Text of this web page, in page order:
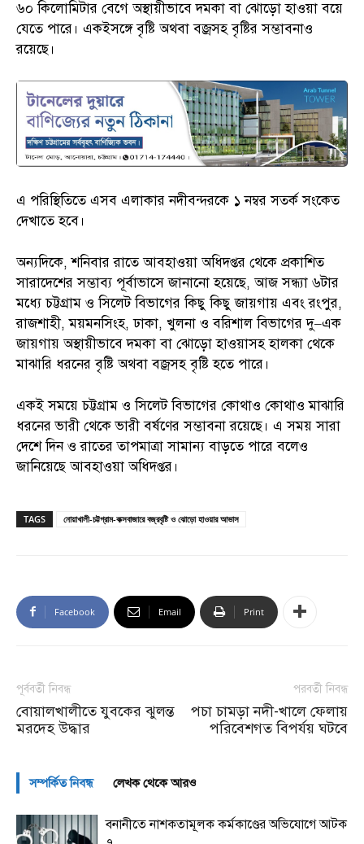
৬০ কিলোমিটার বেগে অস্থায়ীভাবে দমকা বা ঝোড়ো হাওয়া বয়ে
যেতে পারে। একইসঙ্গে বৃষ্টি অথবা বজ্রসহ বৃষ্টির সম্ভাবনাও
রয়েছে।
এ পরিস্থিতিতে এসব এলাকার নদীবন্দরকে ১ নম্বর সতর্ক সংকেত
দেখাতে হবে।
অন্যদিকে, শনিবার রাতে আবহাওয়া অধিদপ্তর থেকে প্রকাশিত
সারাদেশের সম্ভাব্য পূর্বাভাসে জানানো হয়েছে, আজ সন্ধ্যা ৬টার
মধ্যে চট্টগ্রাম ও সিলেট বিভাগের কিছু কিছু জায়গায় এবং রংপুর,
রাজশাহী, ময়মনসিংহ, ঢাকা, খুলনা ও বরিশাল বিভাগের দু–এক
জায়গায় অস্থায়ীভাবে দমকা বা ঝোড়ো হাওয়াসহ হালকা থেকে
মাঝারি ধরনের বৃষ্টি অথবা বজ্রসহ বৃষ্টি হতে পারে।
একই সময়ে চট্টগ্রাম ও সিলেট বিভাগের কোথাও কোথাও মাঝারি
ধরনের ভারী থেকে ভারী বর্ষণের সম্ভাবনা রয়েছে। এ সময় সারা
দেশে দিন ও রাতের তাপমাত্রা সামান্য বাড়তে পারে বলেও
জানিয়েছে আবহাওয়া অধিদপ্তর।
TAGS নোয়াখালী-চট্টগ্রাম-কক্সবাজারে বজ্রবৃষ্টি ও ঝোড়ো হাওয়ার আভাস
Facebook Email Print
পূর্ববর্তী নিবন্ধ
বোয়ালখালীতে যুবকের ঝুলন্ত
মরদেহ উদ্ধার
পরবর্তী নিবন্ধ
পচা চামড়া নদী-খালে ফেলায়
পরিবেশগত বিপর্যয় ঘটবে
সম্পর্কিত নিবন্ধ লেখক থেকে আরও
বনানীতে নাশকতামূলক কর্মকাণ্ডের অভিযোগে আটক